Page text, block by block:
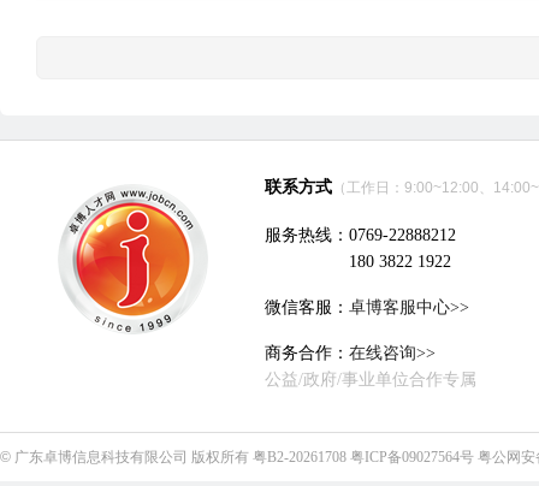
联系方式 （工作日：9:00~12:00、
服务热线：0769-22888212
180 3822 1922
微信客服： 卓博客服中心>>
商务合作： 在线咨询>>
公益/政府/事业单位合作专属
© 广东卓博信息科技有限公司 版权所有 粤B2-20261708 粤ICP备09027564号 粤公网安